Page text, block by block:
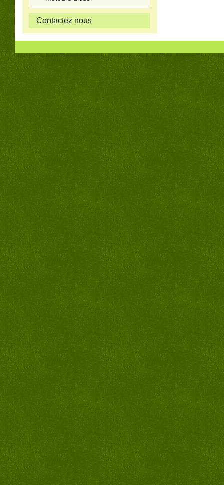
Contactez nous